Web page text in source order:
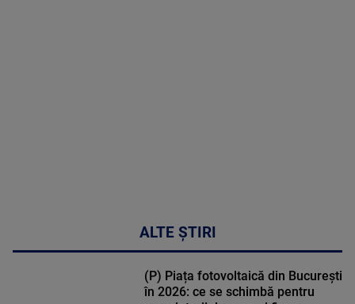
ALTE ȘTIRI
(P) Piața fotovoltaică din București
în 2026: ce se schimbă pentru